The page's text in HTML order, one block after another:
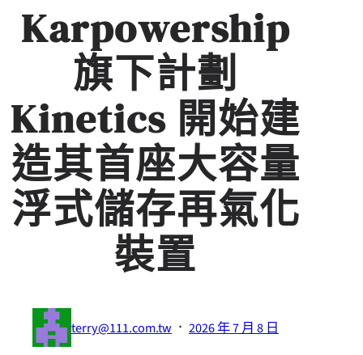
Karpowership
旗下計劃
Kinetics 開始建
造其首座大容量
浮式儲存再氣化
裝置
terry@111.com.tw · 2026 年 7 月 8 日